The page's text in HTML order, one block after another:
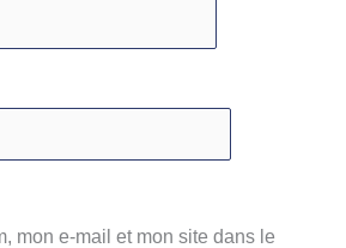
mon e-mail et mon site dans le